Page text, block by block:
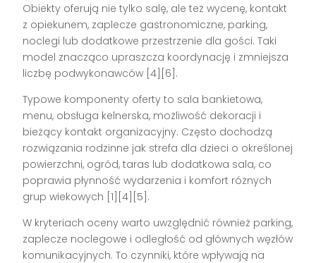
Obiekty oferują nie tylko salę, ale też wycenę, kontakt
z opiekunem, zaplecze gastronomiczne, parking,
noclegi lub dodatkowe przestrzenie dla gości. Taki
model znacząco upraszcza koordynację i zmniejsza
liczbę podwykonawców [4][6].
Typowe komponenty oferty to sala bankietowa,
menu, obsługa kelnerska, możliwość dekoracji i
bieżący kontakt organizacyjny. Często dochodzą
rozwiązania rodzinne jak strefa dla dzieci o określonej
powierzchni, ogród, taras lub dodatkowa sala, co
poprawia płynność wydarzenia i komfort różnych
grup wiekowych [1][4][5].
W kryteriach oceny warto uwzględnić również parking,
zaplecze noclegowe i odległość od głównych węzłów
komunikacyjnych. To czynniki, które wpływają na